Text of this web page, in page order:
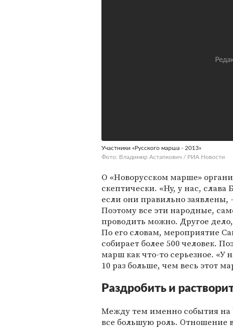
Участники «Русского марша - 2013»
Фото: Владимир Астапкович / РИА Новости
О «Новорусском марше»
скептически. «Ну, у нас,
если они правильно
Поэтому все эти народные,
проводить можно. Другое
По его словам, мероприятие
собирает более 500 человек.
марш как что-то серьезное. «У
10 раз больше, чем весь этот
Раздробить и
Между тем именно события на
все большую роль. Отношение